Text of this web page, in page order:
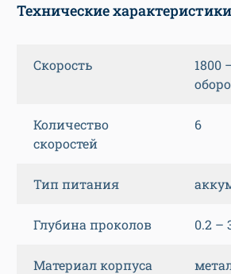
Технические характеристики
Скорость
1800
Количество
скоростей
6
Тип питания
Глубина проколов 0.2 –
Материал корпуса